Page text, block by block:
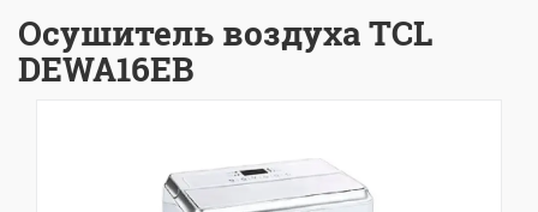
Осушитель воздуха TCL
DEWA16EB